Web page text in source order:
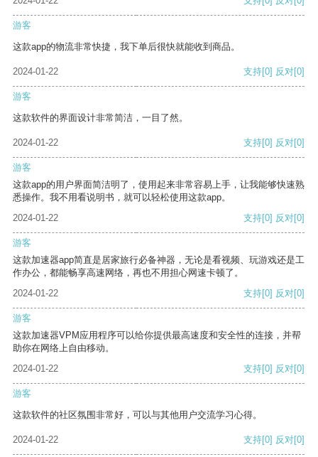
游客
这款app的物流非常快捷，我下单后很快就能收到商品。
2024-01-22 支持[0] 反对[0]
游客
这款软件的界面设计非常简洁，一目了然。
2024-01-22 支持[0] 反对[0]
游客
这款app的用户界面简洁明了，使用起来非常容易上手，让我能够快速熟
悉操作。我不用看说明书，就可以轻松使用这款app。
2024-01-22
支持[0] 反对[0]
游客
这款加速器app简直是居家旅行必备神器，无论是看视频、玩游戏还是工
作办公，都能畅享高速网络，再也不用担心网速卡顿了。
2024-01-22
支持[0] 反对[0]
游客
这款加速器VPM应用程序可以给你提供最高速度和安全性的连接，并帮
助你在网络上自由移动。
2024-01-22
支持[0] 反对[0]
游客
这款软件的社区氛围非常好，可以与其他用户交流学习心得。
2024-01-22 支持[0] 反对[0]